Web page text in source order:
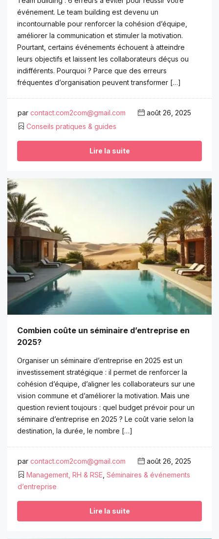
événement. Le team building est devenu un
incontournable pour renforcer la cohésion d’équipe,
améliorer la communication et stimuler la motivation.
Pourtant, certains événements échouent à atteindre
leurs objectifs et laissent les collaborateurs déçus ou
indifférents. Pourquoi ? Parce que des erreurs
fréquentes d’organisation peuvent transformer […]
par contact.com2com@gmail.com
août 26, 2025
Conseils pratiques & guides
Lire la suite
Combien coûte un séminaire d’entreprise en
2025?
Organiser un séminaire d’entreprise en 2025 est un
investissement stratégique : il permet de renforcer la
cohésion d’équipe, d’aligner les collaborateurs sur une
vision commune et d’améliorer la motivation. Mais une
question revient toujours : quel budget prévoir pour un
séminaire d’entreprise en 2025 ? Le coût varie selon la
destination, la durée, le nombre […]
par contact.com2com@gmail.com
août 26, 2025
Management, RH & RSE Séminaires & événements
d’entreprise
Lire la suite